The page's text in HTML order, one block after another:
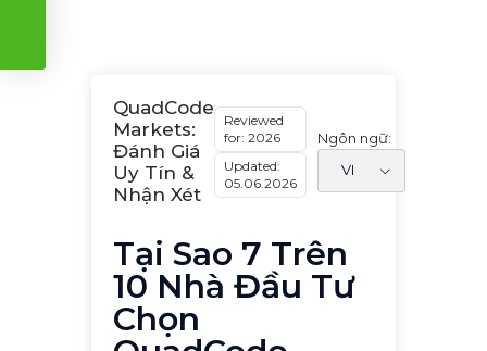
QuadCode
Markets:
Đánh Giá
Uy Tín &
Nhận Xét
Reviewed
for: 2026
Updated:
05.06.2026
Ngôn ngữ:
Tại Sao 7 Trên
10 Nhà Đầu Tư
Chọn